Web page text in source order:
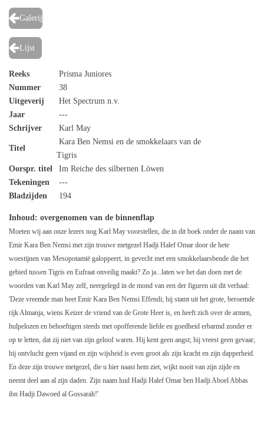
Galerij
Lijst
Reeks
Prisma Juniores
Nummer
38
Uitgeverij
Het Spectrum n.v.
Jaar
---
Schrijver
Karl May
Titel
Kara Ben Nemsi en de smokkelaars van de
Tigris
Oorspr. titel
Im Reiche des silbernen Löwen
Tekeningen
---
Bladzijden
194
Inhoud: overgenomen van de binnenflap
Moeten wij aan onze lezers nog Karl May voorstellen, die in dit boek onder de naam van
Emir Kara Ben Nemsi met zijn trouwe metgezel Hadji Halef Omar door de hete
woestijnen van Mesopotamië galoppeert, in gevecht met een smokkelaarsbende die het
gebied tussen Tigris en Eufraat onveilig maakt? Zo ja...laten we het dan doen met de
woorden van Karl May zelf, neergelegd in de mond van een der figuren uit dit verhaal:
'Deze vreemde man heet Emir Kara Ben Nemsi Effendi; hij stamt uit het grote, beroemde
rijk Almanja, wiens Keizer de vriend van de Grote Heer is, en heeft zich over de armen,
hulpelozen en behoeftigen steeds met opofferende liefde en goedheid erbarmd zonder er
op te letten, dat zij niet van zijn geloof waren. Hij kent geen angst; hij vreest geen gevaar;
hij ontvlucht geen vijand en zijn wijsheid is even groot als zijn kracht en zijn dapperheid.
En deze zijn trouwe metgezel, die u hier naast hem ziet, wijkt nooit van zijn zijde en
neemt deel aan al zijn daden. Zijn naam luid Hadji Halef Omar ben Hadji Aboel Abbas
ibn Hadji Dawoed al Gossarah!'